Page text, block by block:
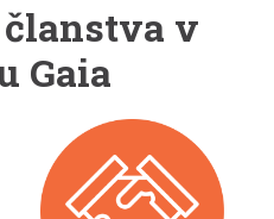
v
Gaia